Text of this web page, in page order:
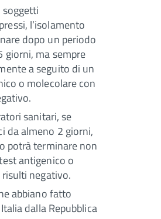
soggetti
l’isolamento
dopo un periodo
giorni, ma sempre
a seguito di un
o molecolare con
sanitari, se
da almeno 2 giorni,
potrà terminare non
antigenico o
negativo.
abbiano fatto
dalla Repubblica